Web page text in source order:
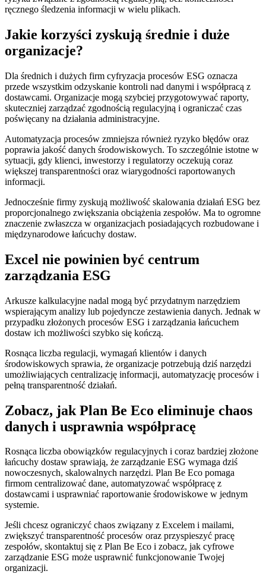
ręcznego śledzenia informacji w wielu plikach.
Jakie korzyści zyskują średnie i duże
organizacje?
Dla średnich i dużych firm cyfryzacja procesów ESG oznacza
przede wszystkim odzyskanie kontroli nad danymi i współpracą z
dostawcami. Organizacje mogą szybciej przygotowywać raporty,
skuteczniej zarządzać zgodnością regulacyjną i ograniczać czas
poświęcany na działania administracyjne.
Automatyzacja procesów zmniejsza również ryzyko błędów oraz
poprawia jakość danych środowiskowych. To szczególnie istotne w
sytuacji, gdy klienci, inwestorzy i regulatorzy oczekują coraz
większej transparentności oraz wiarygodności raportowanych
informacji.
Jednocześnie firmy zyskują możliwość skalowania działań ESG bez
proporcjonalnego zwiększania obciążenia zespołów. Ma to ogromne
znaczenie zwłaszcza w organizacjach posiadających rozbudowane i
międzynarodowe łańcuchy dostaw.
Excel nie powinien być centrum
zarządzania ESG
Arkusze kalkulacyjne nadal mogą być przydatnym narzędziem
wspierającym analizy lub pojedyncze zestawienia danych. Jednak w
przypadku złożonych procesów ESG i zarządzania łańcuchem
dostaw ich możliwości szybko się kończą.
Rosnąca liczba regulacji, wymagań klientów i danych
środowiskowych sprawia, że organizacje potrzebują dziś narzędzi
umożliwiających centralizację informacji, automatyzację procesów i
pełną transparentność działań.
Zobacz, jak Plan Be Eco eliminuje chaos
danych i usprawnia współpracę
Rosnąca liczba obowiązków regulacyjnych i coraz bardziej złożone
łańcuchy dostaw sprawiają, że zarządzanie ESG wymaga dziś
nowoczesnych, skalowalnych narzędzi. Plan Be Eco pomaga
firmom centralizować dane, automatyzować współpracę z
dostawcami i usprawniać raportowanie środowiskowe w jednym
systemie.
Jeśli chcesz ograniczyć chaos związany z Excelem i mailami,
zwiększyć transparentność procesów oraz przyspieszyć pracę
zespołów, skontaktuj się z Plan Be Eco i zobacz, jak cyfrowe
zarządzanie ESG może usprawnić funkcjonowanie Twojej
organizacji.